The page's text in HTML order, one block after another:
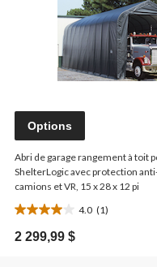
Options
Abri de garage rangement à toit
ShelterLogic avec protection
camions et VR, 15 x 28 x 12 pi
4.0 (1)
4.0
étoile(s)
2 299,99 $